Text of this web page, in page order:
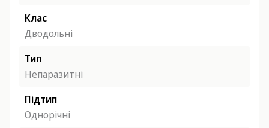
Клас
Дводольні
Тип
Непаразитні
Підтип
Однорічні